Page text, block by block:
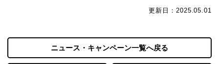
更新日：2025.05.01
ニュース・キャンペーン一覧へ戻る